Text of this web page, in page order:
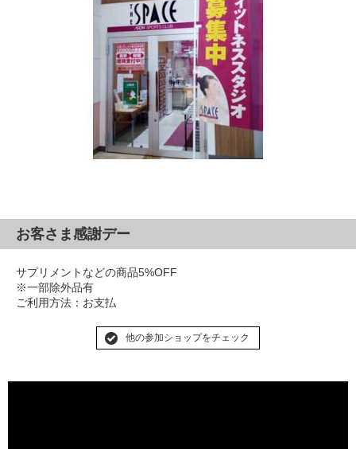
お客さま感謝デー
サプリメントなどの商品5%OFF
※一部除外品有
ご利用方法：お支払
他の参加ショップをチェック